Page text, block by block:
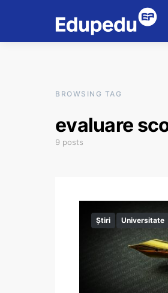
BROWSING TAG
evaluare
9 posts
Știri Universitate